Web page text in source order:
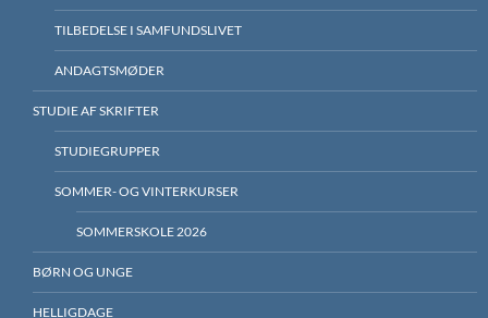
TILBEDELSE I SAMFUNDSLIVET
ANDAGTSMØDER
STUDIE AF SKRIFTER
STUDIEGRUPPER
SOMMER- OG VINTERKURSER
SOMMERSKOLE 2026
BØRN OG UNGE
HELLIGDAGE